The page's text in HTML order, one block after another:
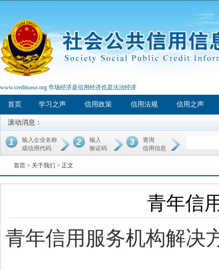
www.creditsoso.org 市场经济是信用经济也是法治经济
首页 学习之声 信用政策 信用法规 信用之声
滚动消息：
1
输入企业名称
或信用代码
2
输入
验证码
3
查询
信用信息
首页 > 关于我们 > 正文
青年信
青年信用服务机构解决